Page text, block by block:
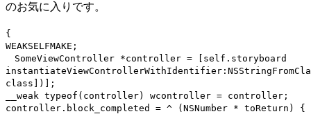
のお気に入りです。
{
WEAKSELFMAKE;
SomeViewController *controller = [self.storyboard
class])];
__weak typeof(controller) wcontroller = controller;
controller.block_completed = ^ (NSNumber * toReturn) {